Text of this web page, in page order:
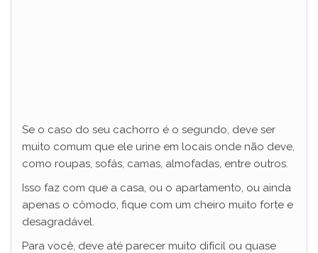
Se o caso do seu cachorro é o segundo, deve ser
muito comum que ele urine em locais onde não deve,
como roupas, sofás, camas, almofadas, entre outros.
Isso faz com que a casa, ou o apartamento, ou ainda
apenas o cômodo, fique com um cheiro muito forte e
desagradável.
Para você, deve até parecer muito difícil ou quase